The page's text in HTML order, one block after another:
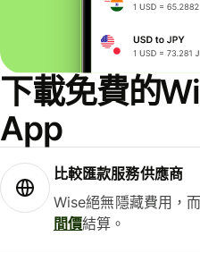
下載免費的
App
比較匯款服務供應商
Wise絕無隱藏費用，
間價結算。